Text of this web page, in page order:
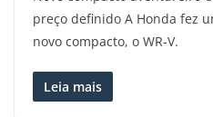
preço definido A Honda fez
novo compacto, o WR-V.
Leia mais